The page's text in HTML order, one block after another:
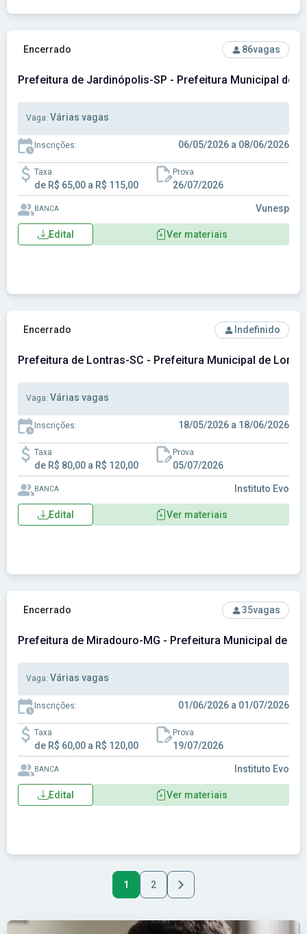
Ver concurso: Prefeitura de Jardinópolis-SP - Prefeitura
Encerrado 86vagas
Prefeitura de Jardinópolis-SP - Prefeitura Municipal de
Vaga: Várias vagas
Inscrições: 06/05/2026 a 08/06/2026
Taxa
de R$ 65,00 a R$ 115,00
Prova
26/07/2026
BANCA Vunesp
Edital Ver materiais
Ver concurso: Prefeitura de Lontras-SC - Prefeitura
Encerrado Indefinido
Prefeitura de Lontras-SC - Prefeitura Municipal de
Vaga: Várias vagas
Inscrições: 18/05/2026 a 18/06/2026
Taxa
de R$ 80,00 a R$ 120,00
Prova
05/07/2026
BANCA Instituto Evo
Edital Ver materiais
Ver concurso: Prefeitura de Miradouro-MG - Prefeitura
Encerrado 35vagas
Prefeitura de Miradouro-MG - Prefeitura Municipal de
Vaga: Várias vagas
Inscrições: 01/06/2026 a 01/07/2026
Taxa
de R$ 60,00 a R$ 120,00
Prova
19/07/2026
BANCA Instituto Evo
Edital Ver materiais
1 2